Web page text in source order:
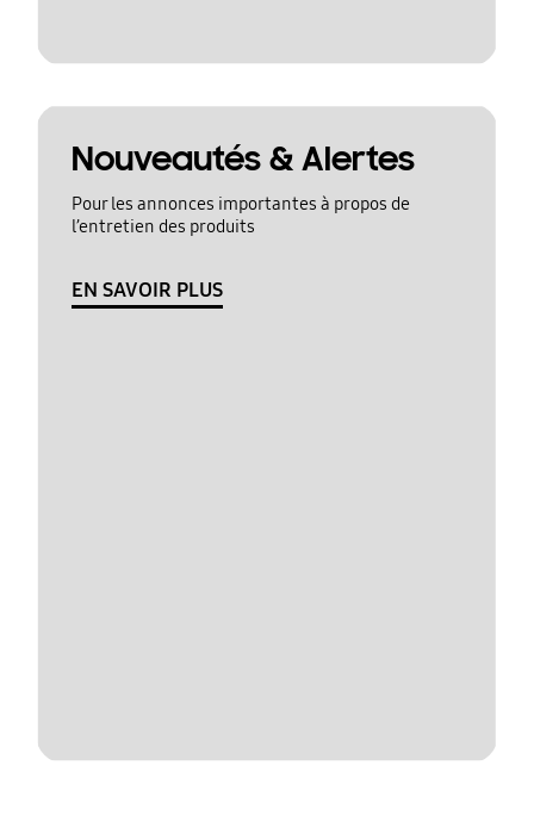
Nouveautés & Alertes
Pour les annonces importantes à propos de
l’entretien des produits
EN SAVOIR PLUS